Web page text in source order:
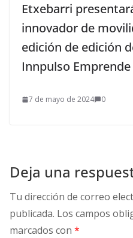
Etxebarri
innovador de
edición de edición
Innpulso Emprende
7 de mayo de 2024 0
Deja una
Tu dirección de correo
publicada. Los campos
marcados con *